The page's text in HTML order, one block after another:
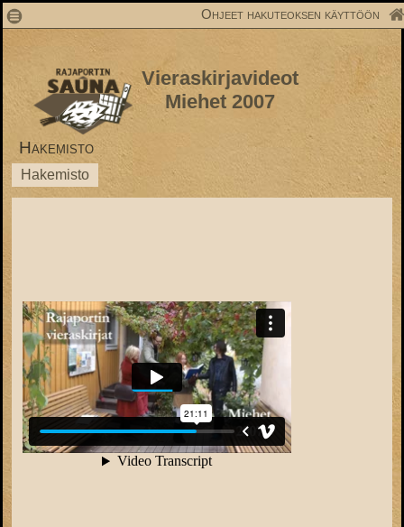
1 Ohjeet hakuteoksen käyttöön
Vieraskirjavideot
Miehet 2007
Hakemisto
Hakemisto